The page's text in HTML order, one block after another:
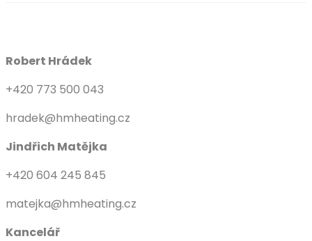
Robert Hrádek
+420 773 500 043
hradek@hmheating.cz
Jindřich Matějka
+420 604 245 845
matejka@hmheating.cz
Kancelář